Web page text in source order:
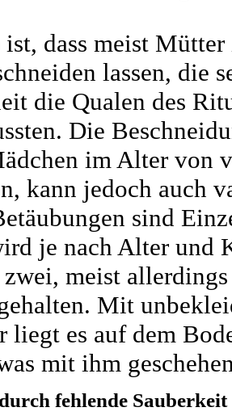
dass meist Mütter
lassen, die
die Qualen des
Die
im Alter von
kann jedoch auch
sind
je nach Alter und
zwei, meist
Mit
liegt es auf dem
mit ihm
fehlende Sauberkeit